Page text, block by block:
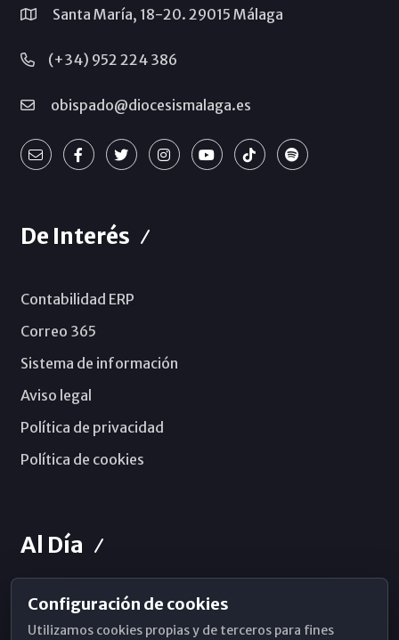
Santa María, 18-20. 29015 Málaga
(+34) 952 224 386
obispado@diocesismalaga.es
De Interés
Contabilidad ERP
Correo 365
Sistema de información
Aviso legal
Política de privacidad
Política de cookies
Al Día
Horarios de Misa
Configuración de cookies
Utilizamos cookies propias y de terceros para fines